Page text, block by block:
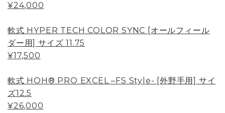
¥24,000
軟式 HYPER TECH COLOR SYNC [オールフィール
ダー用] サイズ 11.75
¥17,500
軟式 HOH® PRO EXCEL –FS Style- [外野手用] サイ
ズ12.5
¥26,000